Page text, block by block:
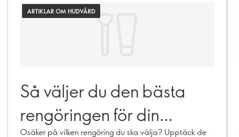
ARTIKLAR OM HUDVÅRD
Så väljer du den bästa
rengöringen för din
Osäker på vilken rengöring du ska välja? Upptäck de